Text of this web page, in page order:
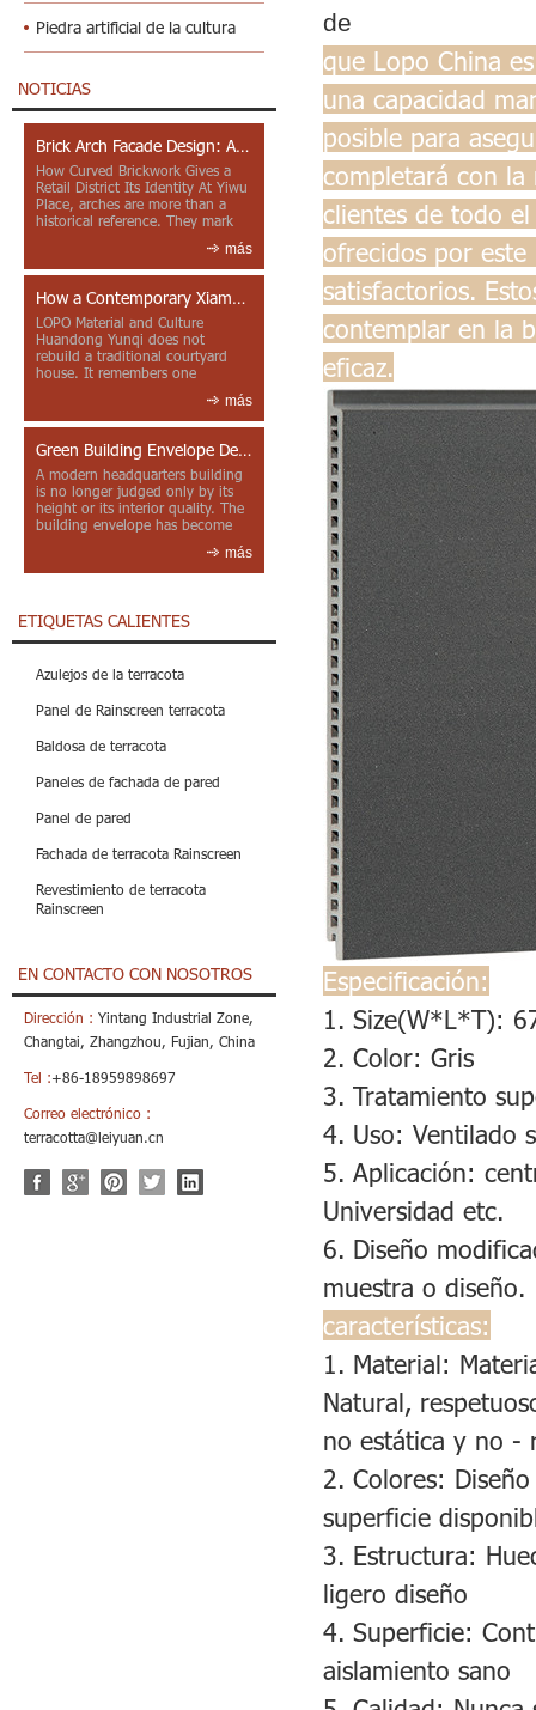
Piedra artificial de la cultura
NOTICIAS
Brick Arch Facade Design: A Closer Look at Yiwu Place
How Curved Brickwork Gives a
Retail District Its Identity At Yiwu
Place, arches are more than a
historical reference. They mark
más
How a Contemporary Xiamen Project Reframes Minnan Red Brick
LOPO Material and Culture
Huandong Yunqi does not
rebuild a traditional courtyard
house. It remembers one
más
Green Building Envelope Design: Clay Sunscreen Fins for Modern Headquarters Architecture
A modern headquarters building
is no longer judged only by its
height or its interior quality. The
building envelope has become
más
ETIQUETAS CALIENTES
Azulejos de la terracota
Panel de Rainscreen terracota
Baldosa de terracota
Paneles de fachada de pared
Panel de pared
Fachada de terracota Rainscreen
Revestimiento de terracota
Rainscreen
EN CONTACTO CON NOSOTROS
Dirección : Yintang Industrial Zone,
Changtai, Zhangzhou, Fujian, China
Tel :+86-18959898697
Correo electrónico :
terracotta@leiyuan.cn
de
que Lopo China
una capacidad
posible para
completará con la
clientes de todo
ofrecidos por
satisfactorios.
contemplar en la
eficaz.
Especificación:
1. Size(W*L*T):
2. Color: Gris
3. Tratamiento
4. Uso: Ventilado
5. Aplicación:
Universidad etc.
6. Diseño
muestra o diseño.
características:
1. Material:
Natural,
no estática y no -
2. Colores:
superficie
3. Estructura:
ligero diseño
4. Superficie:
aislamiento sano